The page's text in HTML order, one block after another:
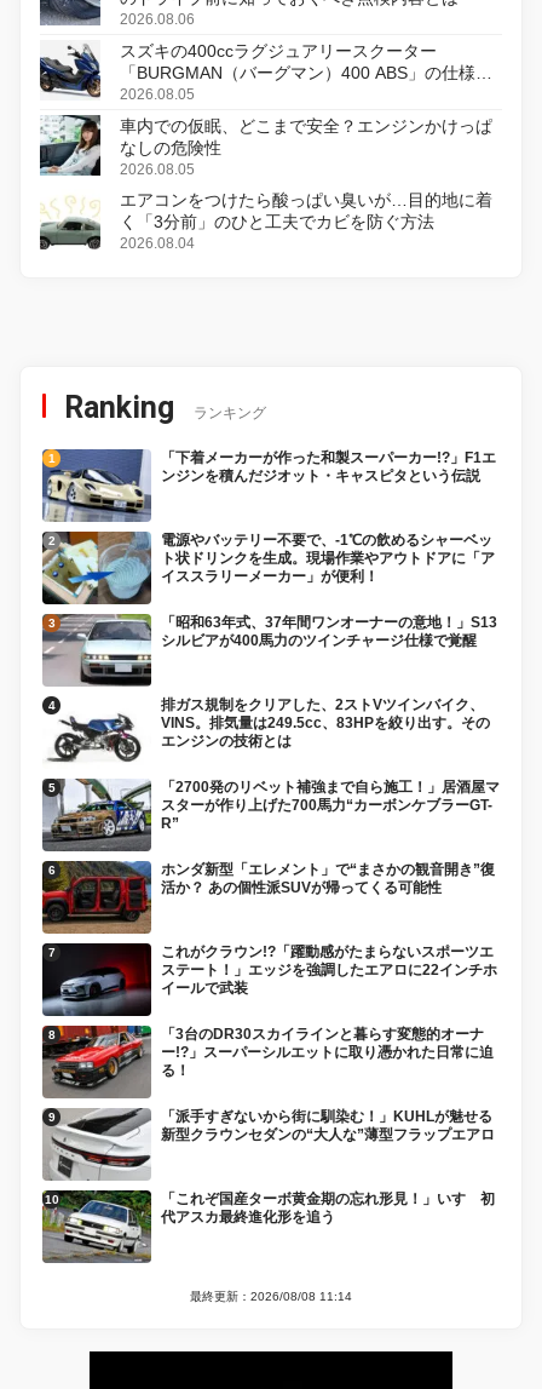
2026.08.06
スズキの400ccラグジュアリースクーター
「BURGMAN（バーグマン）400 ABS」の仕様を
変更し、8月18日に発売
2026.08.05
車内での仮眠、どこまで安全？エンジンかけっぱ
なしの危険性
2026.08.05
エアコンをつけたら酸っぱい臭いが…目的地に着
く「3分前」のひと工夫でカビを防ぐ方法
2026.08.04
Ranking ランキング
「下着メーカーが作った和製スーパーカー!?」F1エ
ンジンを積んだジオット・キャスピタという伝説
電源やバッテリー不要で、-1℃の飲めるシャーベッ
ト状ドリンクを生成。現場作業やアウトドアに「ア
イススラリーメーカー」が便利！
「昭和63年式、37年間ワンオーナーの意地！」S13
シルビアが400馬力のツインチャージ仕様で覚醒
排ガス規制をクリアした、2ストVツインバイク、
VINS。排気量は249.5cc、83HPを絞り出す。その
エンジンの技術とは
「2700発のリベット補強まで自ら施工！」居酒屋マ
スターが作り上げた700馬力“カーボンケブラーGT-
R”
ホンダ新型「エレメント」で“まさかの観音開き”復
活か？ あの個性派SUVが帰ってくる可能性
これがクラウン!?「躍動感がたまらないスポーツエ
ステート！」エッジを強調したエアロに22インチホ
イールで武装
「3台のDR30スカイラインと暮らす変態的オーナ
ー!?」スーパーシルエットに取り憑かれた日常に迫
る！
「派手すぎないから街に馴染む！」KUHLが魅せる
新型クラウンセダンの“大人な”薄型フラップエアロ
「これぞ国産ターボ黄金期の忘れ形見！」いすゞ初
代アスカ最終進化形を追う
最終更新：2026/08/08 11:14